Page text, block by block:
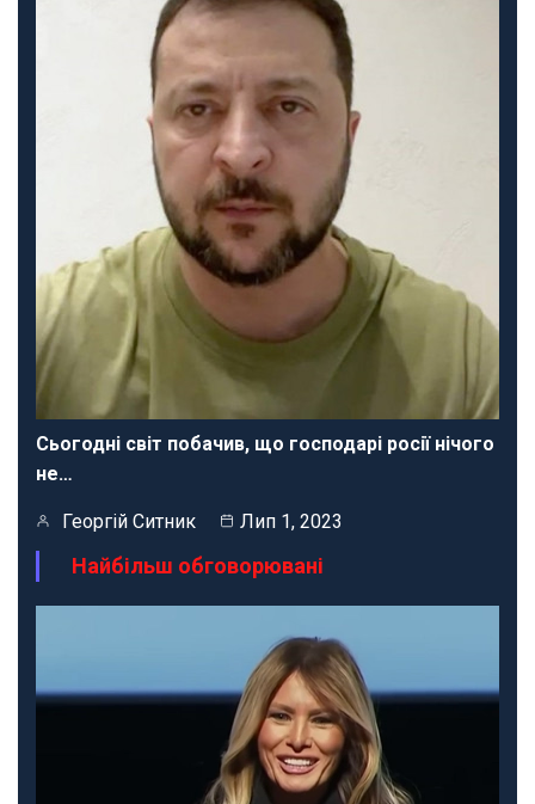
Сьогодні світ побачив, що господарі росії нічого
не…
Георгій Ситник Лип 1, 2023
Найбільш обговорювані